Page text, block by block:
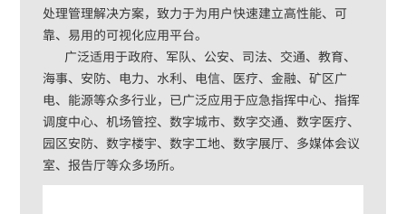
处理管理解决方案，致力于为用户快速建立高性能、可
靠、易用的可视化应用平台。
广泛适用于政府、军队、公安、司法、交通、教育、
海事、安防、电力、水利、电信、医疗、金融、矿区广
电、能源等众多行业，已广泛应用于应急指挥中心、指挥
调度中心、机场管控、数字城市、数字交通、数字医疗、
园区安防、数字楼宇、数字工地、数字展厅、多媒体会议
室、报告厅等众多场所。